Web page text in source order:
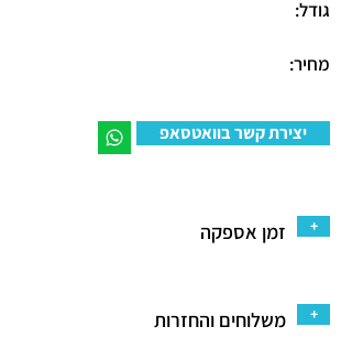
גודל:
מחיר:
יצירת קשר בוואטסאפ
זמן אספקה +
משלוחים והחזרות +